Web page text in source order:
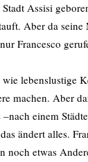
Assisi
Aber da seine
Francesco
lebenslustige
machen. Aber
einem
ändert alles.
noch etwas